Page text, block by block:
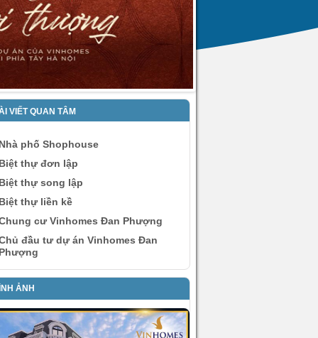
VIẾT QUAN TÂM
phố Shophouse
thự đơn lập
thự song lập
thự liền kề
cư Vinhomes Đan Phượng
đầu tư dự án Vinhomes Đan
ẢNH